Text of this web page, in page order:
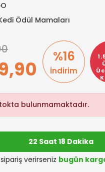
Ödül Mamaları
%16
İndirim
bulunmamaktadır.
22 Saat 18 Dakika
verirseniz bugün